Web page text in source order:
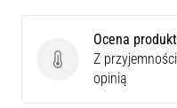
Ocena produktu
Ocena
Z
opinią